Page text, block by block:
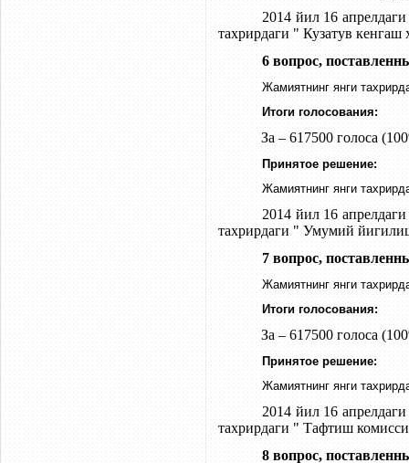
2014 йил 16
тахрирдаги " Кузатув
6 вопрос,
Жамиятнинг янги
Итоги голосования:
За – 617500 голоса
Принятое решение:
Жамиятнинг янги
2014 йил 16
тахрирдаги " Умумий
7 вопрос,
Жамиятнинг янги
Итоги голосования:
За – 617500 голоса
Принятое решение:
Жамиятнинг янги
2014 йил 16апрелдаги
тахрирдаги " Тафтиш комисси
8 вопрос,